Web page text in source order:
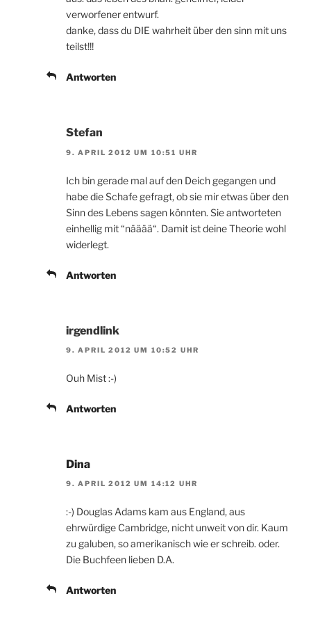
verworfener entwurf.
danke, dass du DIE wahrheit über den sinn mit uns
teilst!!!
Antworten
Stefan
9. APRIL 2012 UM 10:51 UHR
Ich bin gerade mal auf den Deich gegangen und
habe die Schafe gefragt, ob sie mir etwas über den
Sinn des Lebens sagen könnten. Sie antworteten
einhellig mit “nääää“. Damit ist deine Theorie wohl
widerlegt.
Antworten
irgendlink
9. APRIL 2012 UM 10:52 UHR
Ouh Mist :-)
Antworten
Dina
9. APRIL 2012 UM 14:12 UHR
:-) Douglas Adams kam aus England, aus
ehrwürdige Cambridge, nicht unweit von dir. Kaum
zu galuben, so amerikanisch wie er schreib. oder.
Die Buchfeen lieben D.A.
Antworten